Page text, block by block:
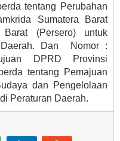
tentang Perubahan
Sumatera Barat
(Persero) untuk
Daerah. Dan Nomor :
DPRD Provinsi
tentang Pemajuan
dan Pengelolaan
Peraturan Daerah.